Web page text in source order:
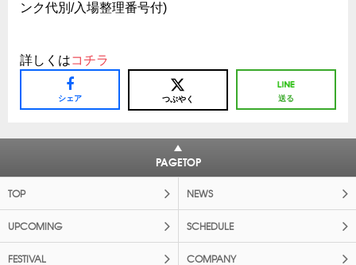
ンク代別/入場整理番号付)
詳しくはコチラ
シェア つぶやく 送る
PAGETOP
TOP NEWS
UPCOMING SCHEDULE
FESTIVAL COMPANY